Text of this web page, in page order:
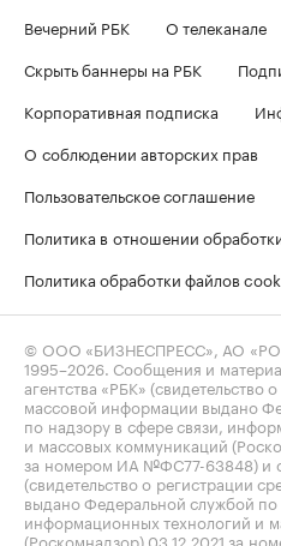
Вечерний РБК
О телеканале
Скрыть баннеры на РБК
Корпоративная подписка
О соблюдении авторских прав
Пользовательское соглашение
Политика в отношении
Политика обработки файлов
© ООО «БИЗНЕСПРЕСС», АО
1995–2026 . Сообщения и
агентства «РБК» (свидетельство
массовой информации выдано
по надзору в сфере связи,
и массовых коммуникаций
за номером ИА №ФС77-63848) и
(свидетельство о регистрации
выдано Федеральной службой по
информационных технологий и
(Роскомнадзор) 03.12.2021 за